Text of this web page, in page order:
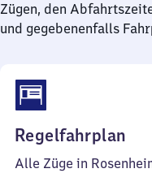
Zügen, den
und gegebenenfalls
Regelfahrplan
46
Alle Züge in